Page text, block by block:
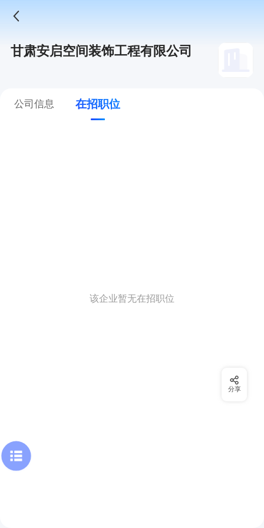
甘肃安启空间装饰工程有限公司
公司信息 在招职位
该企业暂无在招职位
分享